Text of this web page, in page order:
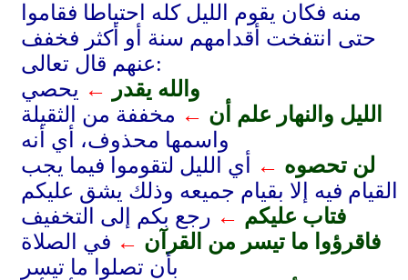
منه فكان يقوم الليل كله احتياطا فقاموا
حتى انتفخت أقدامهم سنة أو أكثر فخفف
عنهم قال تعالى:
والله يقدر
← يحصي
الليل والنهار علم أن ← مخففة من الثقيلة
واسمها محذوف، أي أنه
لن تحصوه ←
أي الليل لتقوموا فيما يجب
القيام فيه إلا بقيام جميعه وذلك يشق عليكم
فتاب عليكم ← رجع بكم إلى التخفيف
فاقرؤوا ما تيسر من القرآن ← في الصلاة
بأن تصلوا ما تيسر